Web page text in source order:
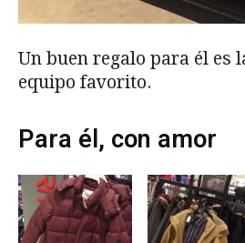
Un buen regalo para él es
equipo favorito.
Para él, con amor